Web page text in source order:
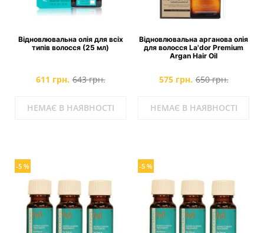
Відновлювальна олія для всіх
типів волосся (25 мл)
611 грн. 643 грн.
НЕМАЄ В НАЯВНОСТІ
Відновлювальна арганова олія
для волосся La'dor Premium
Argan Hair Oil
575 грн. 650 грн.
НЕМАЄ В НАЯВНОСТІ
-5 % -5 %